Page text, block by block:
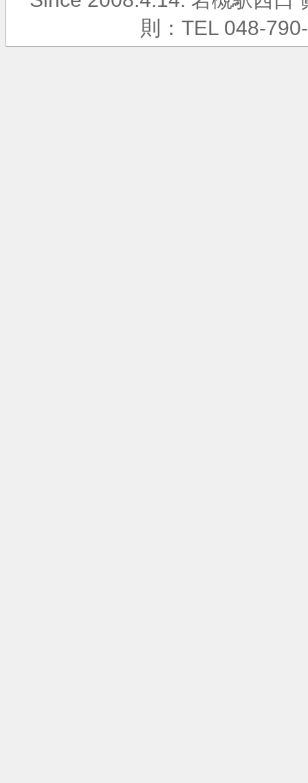
則：TEL 048-